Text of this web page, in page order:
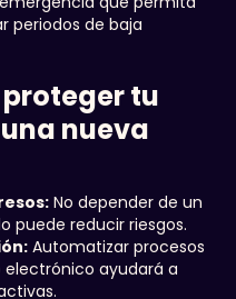
periodos de baja
tu
nueva
No depender de un
puede reducir riesgos.
Automatizar procesos
ayudará a